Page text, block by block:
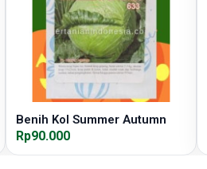
Benih Kol Summer Autumn
Rp90.000